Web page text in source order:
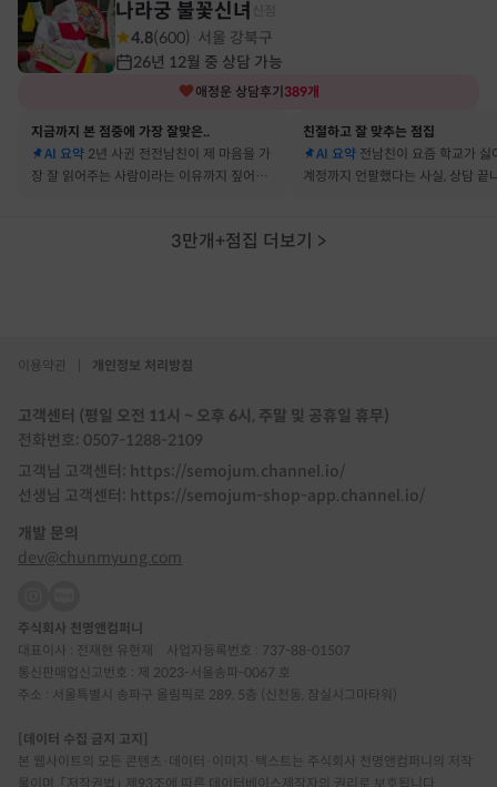
나라궁 불꽃신녀
4.8(600) 서울 강북구
26년 12월 중 상담 가능
애정운 상담후기 389개
지금까지 본 점중에 가장 잘맞은..
AI 요약 2년 사귄 전전남친이 제 마음을 가
장 잘 읽어주는 사람이라는 이유까지 짚어줘
친절하고 잘 맞추는 점집
AI 요약 전남친이 요즘 학교가 싫
계정까지 언팔했다는 사실, 상담 끝
3만개+점집 더보기 >
이용약관 개인정보 처리방침
고객센터 (평일 오전 11시 ~ 오후 6시, 주말 및 공휴일 휴무)
전화번호: 0507-1288-2109
고객님 고객센터: https://semojum.channel.io/
선생님 고객센터: https://semojum-shop-app.channel.io/
개발 문의
dev@chunmyung.com
주식회사 천명앤컴퍼니
대표이사 : 전재현 유현재 사업자등록번호 : 737-88-01507
통신판매업신고번호 : 제 2023-서울송파-0067 호
주소 : 서울특별시 송파구 올림픽로 289, 5층 (신천동, 잠실시그마타워)
[데이터 수집 금지 고지]
본 웹사이트의 모든 콘텐츠·데이터·이미지·텍스트는 주식회사 천명앤컴퍼니의 저작
물이며, 「저작권법」 제93조에 따른 데이터베이스제작자의 권리로 보호됩니다.